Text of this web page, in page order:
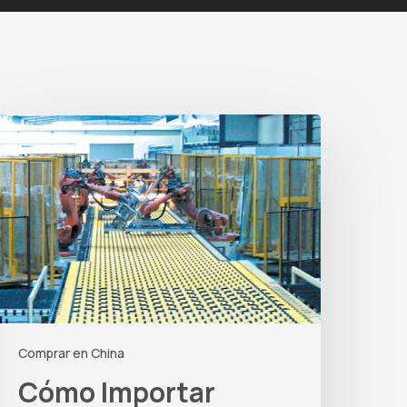
Comprar en China
Cómo Importar